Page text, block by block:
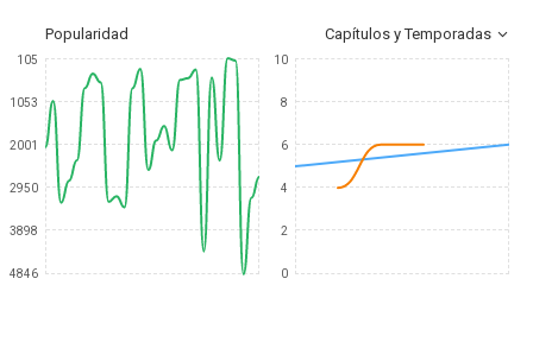
Popularidad Capítulos y Temporadas
105
1053
2001
2950
3898
4846
10
8
6
4
2
0